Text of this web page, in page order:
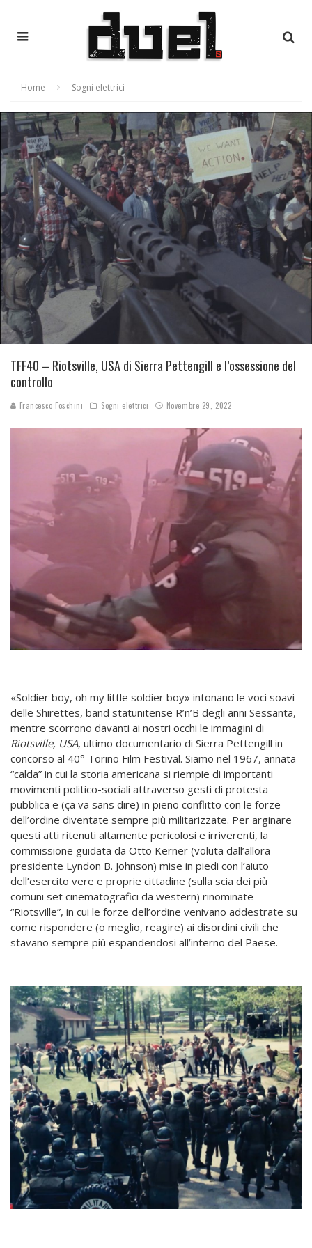
Home Sogni elettrici
TFF40 – Riotsville, USA di Sierra Pettengill e l’ossessione del
controllo
Francesco Foschini Sogni elettrici Novembre 29, 2022
«Soldier boy, oh my little soldier boy» intonano le voci soavi
delle Shirettes, band statunitense R’n’B degli anni Sessanta,
mentre scorrono davanti ai nostri occhi le immagini di
Riotsville, USA, ultimo documentario di Sierra Pettengill in
concorso al 40° Torino Film Festival. Siamo nel 1967, annata
“calda” in cui la storia americana si riempie di importanti
movimenti politico-sociali attraverso gesti di protesta
pubblica e (ça va sans dire) in pieno conflitto con le forze
dell’ordine diventate sempre più militarizzate. Per arginare
questi atti ritenuti altamente pericolosi e irriverenti, la
commissione guidata da Otto Kerner (voluta dall’allora
presidente Lyndon B. Johnson) mise in piedi con l’aiuto
dell’esercito vere e proprie cittadine (sulla scia dei più
comuni set cinematografici da western) rinominate
“Riotsville”, in cui le forze dell’ordine venivano addestrate su
come rispondere (o meglio, reagire) ai disordini civili che
stavano sempre più espandendosi all’interno del Paese.